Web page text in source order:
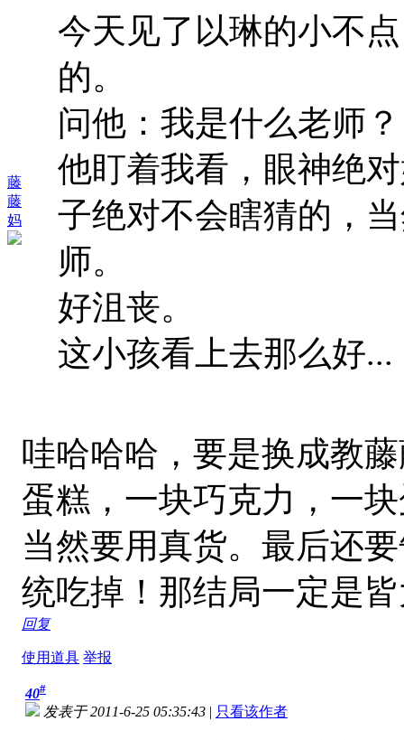
藤
藤
妈
今天见了以琳的小不
的。
问他：我是什么老师？
他盯着我看，眼神绝
子绝对不会瞎猜的，
师。
好沮丧。
这小孩看上去那么好...
哇哈哈哈，要是换成教
蛋糕，一块巧克力，一
当然要用真货。最后还
统吃掉！那结局一定是
回复
使用道具 举报
40#
发表于 2011-6-25 05:35:43 | 只看该作者